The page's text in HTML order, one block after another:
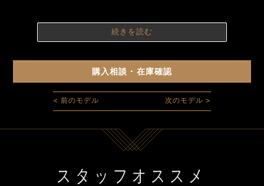
続きを読む
購入相談・在庫確認
< 前のモデル 次のモデル >
スタッフオススメ